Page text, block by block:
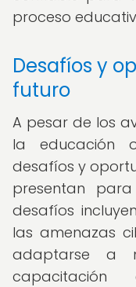
proceso
Desafíos y
futuro
A pesar de los
la educación
desafíos y
presentan
desafíos
las amenazas
adaptarse a